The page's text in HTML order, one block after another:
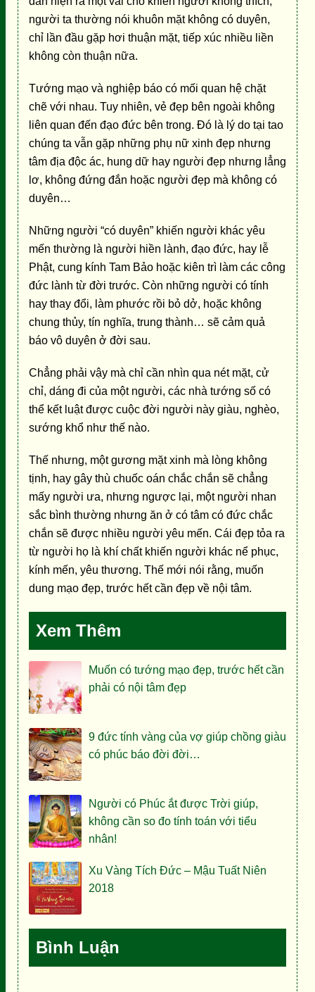
người ta thường nói khuôn mặt không có duyên,
chỉ lần đầu gặp hơi thuận mặt, tiếp xúc nhiều liền
không còn thuận nữa.
Tướng mạo và nghiệp báo có mối quan hệ chặt
chẽ với nhau. Tuy nhiên, vẻ đẹp bên ngoài không
liên quan đến đạo đức bên trong. Đó là lý do tại tao
chúng ta vẫn gặp những phụ nữ xinh đẹp nhưng
tâm địa độc ác, hung dữ hay người đẹp nhưng lẳng
lơ, không đứng đắn hoặc người đẹp mà không có
duyên…
Những người “có duyên” khiến người khác yêu
mến thường là người hiền lành, đạo đức, hay lễ
Phật, cung kính Tam Bảo hoặc kiên trì làm các công
đức lành từ đời trước. Còn những người có tính
hay thay đổi, làm phước rồi bỏ dở, hoặc không
chung thủy, tín nghĩa, trung thành… sẽ cảm quả
báo vô duyên ở đời sau.
Chẳng phải vậy mà chỉ cần nhìn qua nét mặt, cử
chỉ, dáng đi của một người, các nhà tướng số có
thể kết luật được cuộc đời người này giàu, nghèo,
sướng khổ như thế nào.
Thế nhưng, một gương mặt xinh mà lòng không
tịnh, hay gây thù chuốc oán chắc chắn sẽ chẳng
mấy người ưa, nhưng ngược lại, một người nhan
sắc bình thường nhưng ăn ở có tâm có đức chắc
chắn sẽ được nhiều người yêu mến. Cái đẹp tỏa ra
từ người họ là khí chất khiến người khác nể phục,
kính mến, yêu thương. Thế mới nói rằng, muốn
dung mạo đẹp, trước hết cần đẹp về nội tâm.
Xem Thêm
Muốn có tướng mạo đẹp, trước hết cần
phải có nội tâm đẹp
9 đức tính vàng của vợ giúp chồng giàu
có phúc báo đời đời…
Người có Phúc ắt được Trời giúp,
không cần so đo tính toán với tiểu
nhân!
Xu Vàng Tích Đức – Mậu Tuất Niên
2018
Bình Luận